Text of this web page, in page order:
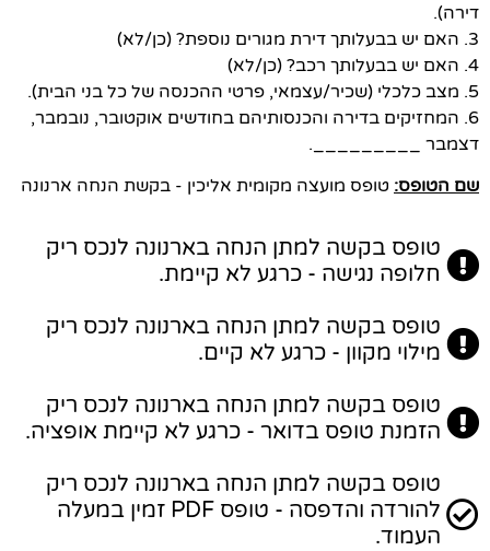
דירה).
3. האם יש בבעלותך דירת מגורים נוספת? (כן/לא)
4. האם יש בבעלותך רכב? (כן/לא)
5. מצב כלכלי (שכיר/עצמאי, פרטי ההכנסה של כל בני הבית).
6. המחזיקים בדירה והכנסותיהם בחודשים אוקטובר, נובמבר,
דצמבר _________.
שם הטופס: טופס מועצה מקומית אליכין - בקשת הנחה ארנונה
טופס בקשה למתן הנחה בארנונה לנכס ריק
חלופה נגישה - כרגע לא קיימת.
טופס בקשה למתן הנחה בארנונה לנכס ריק
מילוי מקוון - כרגע לא קיים.
טופס בקשה למתן הנחה בארנונה לנכס ריק
הזמנת טופס בדואר - כרגע לא קיימת אופציה.
טופס בקשה למתן הנחה בארנונה לנכס ריק
להורדה והדפסה - טופס PDF זמין במעלה
העמוד.